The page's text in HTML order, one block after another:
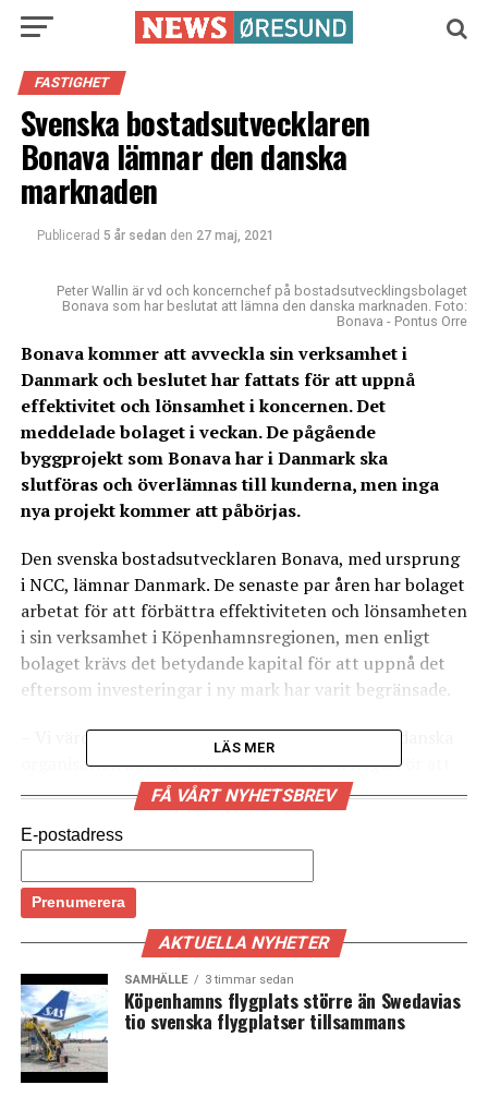
FASTIGHET
Svenska bostadsutvecklaren
Bonava lämnar den danska
marknaden
Publicerad 5 år sedan den 27 maj, 2021
Peter Wallin är vd och koncernchef på bostadsutvecklingsbolaget
Bonava som har beslutat att lämna den danska marknaden. Foto:
Bonava - Pontus Orre
Bonava kommer att avveckla sin verksamhet i
Danmark och beslutet har fattats för att uppnå
effektivitet och lönsamhet i koncernen. Det
meddelade bolaget i veckan. De pågående
byggprojekt som Bonava har i Danmark ska
slutföras och överlämnas till kunderna, men inga
nya projekt kommer att påbörjas.
Den svenska bostadsutvecklaren Bonava, med ursprung
i NCC, lämnar Danmark. De senaste par åren har bolaget
arbetat för att förbättra effektiviteten och lönsamheten
i sin verksamhet i Köpenhamnsregionen, men enligt
bolaget krävs det betydande kapital för att uppnå det
eftersom investeringar i ny mark har varit begränsade.
– Vi värdesätter det enastående arbete som vår danska
organisation har lagt ner de senaste åren högt. För att
kunna växa Danmark till en hållbar och stabil storlek
krävs dock betydande investeringar i tid, kapital och
resurser. Genom att allokera vårt kapital till andra
säkra en högre långsiktig avkastning för Bonava-
koncernen som helhet, säger Peter Wallin, vd och
koncernchef för Bonava, i ettpressmeddelande.
Den danska verksamheten väntas vara avvecklad om
cirka två år och kostnaderna relaterade till det
uppskattas bli cirka 120 miljoner svenska kronor. (News
Øresund)
LÄS MER
FÅ VÅRT NYHETSBREV
E-postadress
AKTUELLA NYHETER
SAMHÄLLE 3 timmar sedan
Köpenhamns flygplats större än Swedavias
tio svenska flygplatser tillsammans